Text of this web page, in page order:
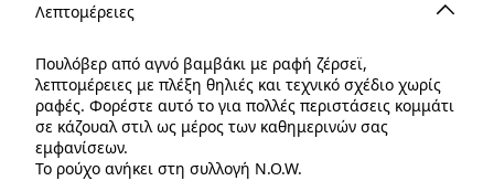
Λεπτομέρειες
Πουλόβερ από αγνό βαμβάκι με ραφή ζέρσεϊ,
λεπτομέρειες με πλέξη θηλιές και τεχνικό σχέδιο χωρίς
ραφές. Φορέστε αυτό το για πολλές περιστάσεις κομμάτι
σε κάζουαλ στιλ ως μέρος των καθημερινών σας
εμφανίσεων.
Το ρούχο ανήκει στη συλλογή N.O.W.